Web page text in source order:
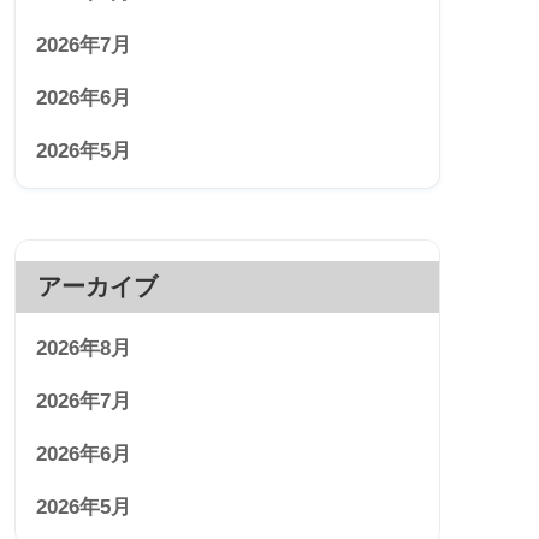
2026年7月
2026年6月
2026年5月
アーカイブ
2026年8月
2026年7月
2026年6月
2026年5月